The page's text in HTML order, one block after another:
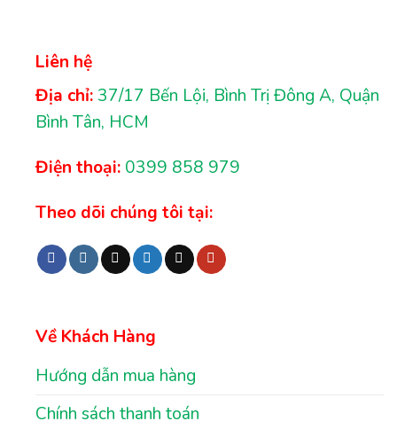
Liên hệ
Địa chỉ: 37/17 Bến Lội, Bình Trị Đông A, Quận
Bình Tân, HCM
Điện thoại: 0399 858 979
Theo dõi chúng tôi tại:
Về Khách Hàng
Hướng dẫn mua hàng
Chính sách thanh toán